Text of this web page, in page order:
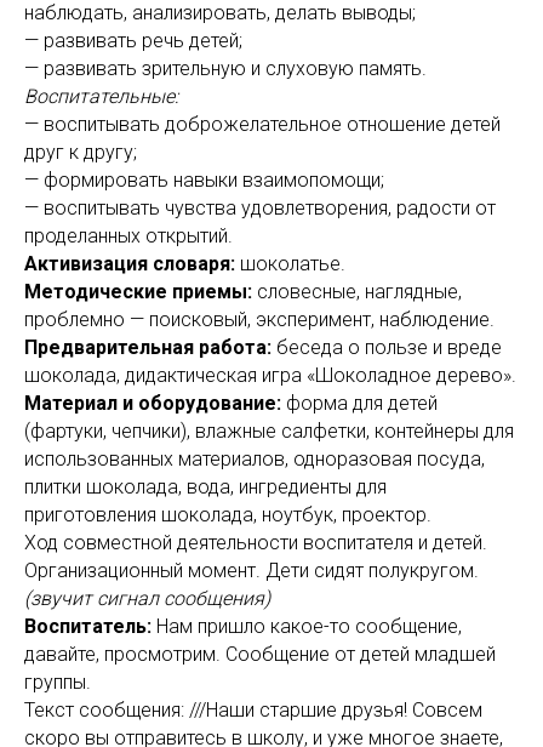
наблюдать, анализировать, делать выводы;
— развивать речь детей;
— развивать зрительную и слуховую память.
Воспитательные:
— воспитывать доброжелательное отношение детей
друг к другу;
— формировать навыки взаимопомощи;
— воспитывать чувства удовлетворения, радости от
проделанных открытий.
Активизация словаря: шоколатье.
Методические приемы: словесные, наглядные,
проблемно — поисковый, эксперимент, наблюдение.
Предварительная работа: беседа о пользе и вреде
шоколада, дидактическая игра «Шоколадное дерево».
Материал и оборудование: форма для детей
(фартуки, чепчики), влажные салфетки, контейнеры для
использованных материалов, одноразовая посуда,
плитки шоколада, вода, ингредиенты для
приготовления шоколада, ноутбук, проектор.
Ход совместной деятельности воспитателя и детей.
Организационный момент. Дети сидят полукругом.
(звучит сигнал сообщения)
Воспитатель: Нам пришло какое-то сообщение,
давайте, просмотрим. Сообщение от детей младшей
группы.
Текст сообщения: ///Наши старшие друзья! Совсем
скоро вы отправитесь в школу, и уже многое знаете,